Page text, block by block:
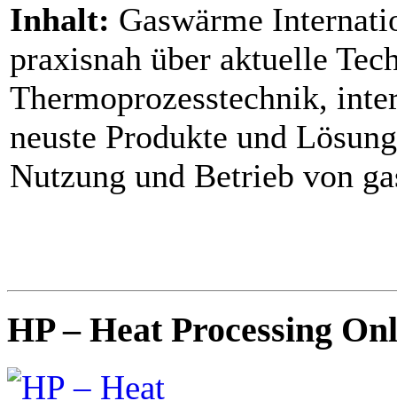
Inhalt: Gaswärme
praxisnah über aktuelle
Thermoprozesstechnik,
neuste Produkte und
Nutzung und Betrieb von
HP – Heat Processing